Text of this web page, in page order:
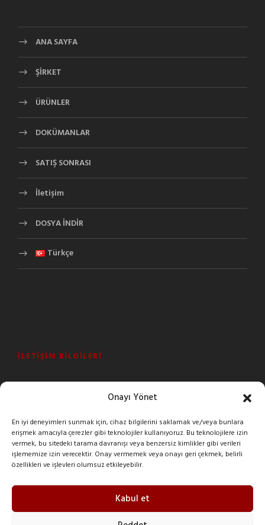
Onayı Yönet
En iyi deneyimleri sunmak için, cihaz bilgilerini saklamak ve/veya bunlara
erişmek amacıyla çerezler gibi teknolojiler kullanıyoruz. Bu teknolojilere izin
vermek, bu sitedeki tarama davranışı veya benzersiz kimlikler gibi verileri
işlememize izin verecektir. Onay vermemek veya onayı geri çekmek, belirli
özellikleri ve işlevleri olumsuz etkileyebilir.
Kabul et
ANA SAYFA
ŞİRKET
ÜRÜNLER
DOKÜMANLAR
SATIŞ SONRASI
İletişim
DOSYA İNDİR
Türkçe
İLETIŞIM BILGILERI
imak@imakreduktor.com
imak@imakreduktor.com